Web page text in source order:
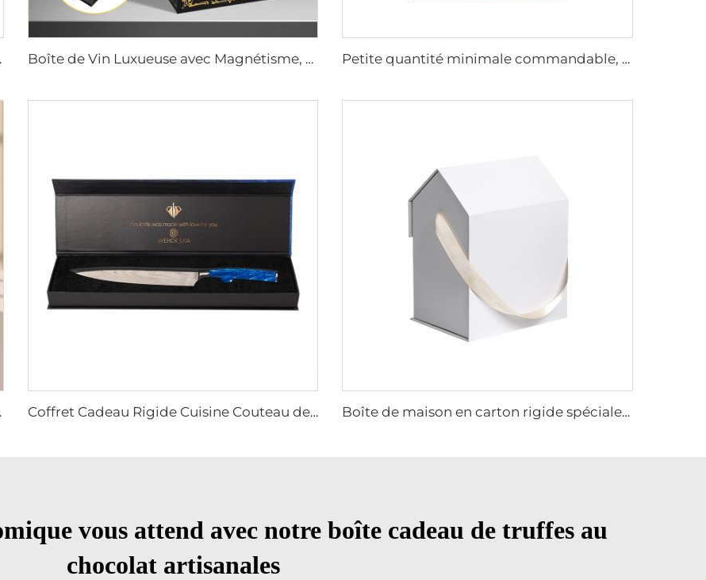
En Carton Rigidifié Boîte de Vin Luxueuse avec Magnétisme, Logo personnalisé, Taille Rigide en Carton Dur, Boîte d'emballage avec Insert pour Whiskey et Champagne Petite quantité minimale commandable, boîte expéditeur ondulée recyclable, boîtes roses d'expédition, logo personnalisé pour petits commerces, emballage cadeau
Fermeture Magnétique Coffret Cadeau Rigide Cuisine Couteau de Chef Conditionnement Boîte en Carton Imprimé avec Couverture à Rabat Magnétique et Mousse Boîte de maison en carton rigide spéciale avec impression de logo personnalisée, finition mate pour vêtements, chaussures, chemises, soins capillaires et cosmétiques
vous attend avec notre boîte cadeau de truffes au
chocolat artisanales